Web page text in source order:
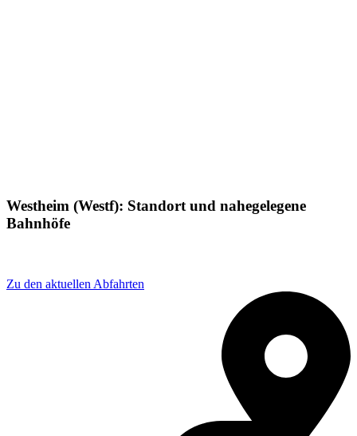
Westheim (Westf): Standort und nahegelegene
Bahnhöfe
Zu den aktuellen Abfahrten